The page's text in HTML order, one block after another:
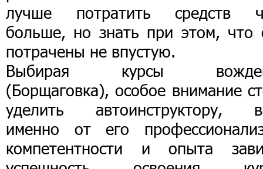
лучше потратить средств
больше, но знать при этом, что
потрачены не впустую.
Выбирая курсы
(Борщаговка), особое внимание
уделить автоинструктору,
именно от его
компетентности и опыта